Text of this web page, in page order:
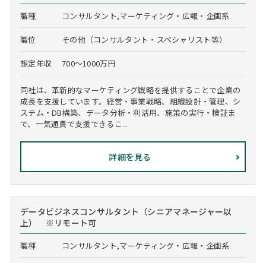
職種 コンサルタント,マーケティング・広報・企画系
職位 その他（コンサルタント・スペシャリスト等）
想定年収 700～1000万円
同社は、革新的なマーケティング戦略を提供することで企業の
成長を支援しています。経営・事業戦略、組織設計・管理、シ
ステム・DB構築、データ分析・利活用、施策の実行・検証ま
で、一気通貫で支援できるこ...
詳細を見る
データビジネスコンサルタント（シニアマネージャー以
上） ※リモート可
職種 コンサルタント,マーケティング・広報・企画系